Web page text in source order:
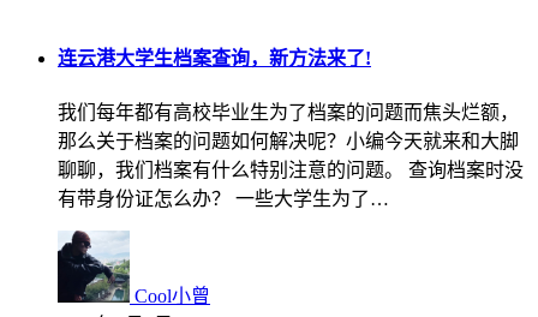
连云港大学生档案查询，新方法来了!
我们每年都有高校毕业生为了档案的问题而焦头烂额，
那么关于档案的问题如何解决呢？小编今天就来和大脚
聊聊，我们档案有什么特别注意的问题。 查询档案时没
有带身份证怎么办？ 一些大学生为了…
Cool小曾